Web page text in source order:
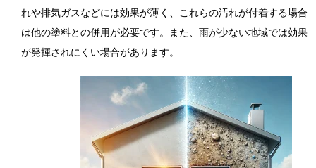
れや排気ガスなどには効果が薄く、これらの汚れが付着する場合
は他の塗料との併用が必要です。また、雨が少ない地域では効果
が発揮されにくい場合があります。